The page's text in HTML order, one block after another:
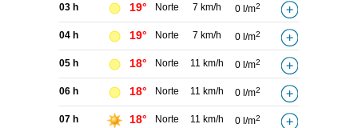
03 h 19° Norte 7 km/h 0 l/m2
04 h 19° Norte 7 km/h 0 l/m2
05 h 18° Norte 11 km/h 0 l/m2
06 h 18° Norte 11 km/h 0 l/m2
07 h 18° Norte 11 km/h 0 l/m2